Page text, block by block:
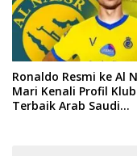
Ronaldo Resmi ke Al
Mari Kenali Profil Klub
Terbaik Arab Saudi